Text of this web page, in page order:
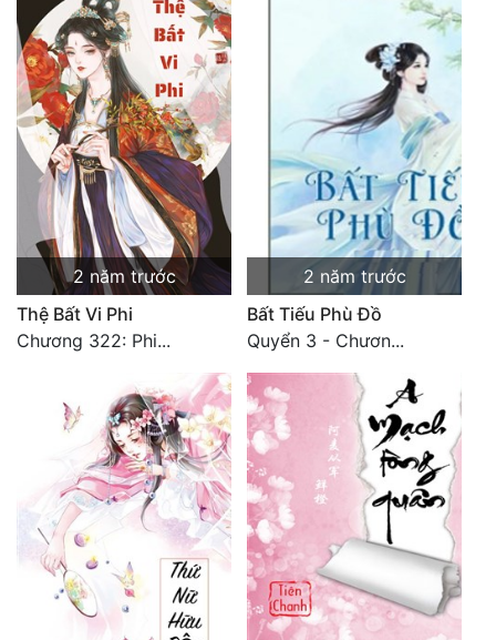
Đẹp
Đẹp Hiệp
Tính Cách Nhân Vật :
Cơ Trí
Sát Phạt Quyết Đoán
Điềm Đạm
2 năm trước
Thệ Bất Vi Phi
Chương 322: Phi...
2 năm trước
Bất Tiếu Phù Đồ
Quyển 3 - Chươn...